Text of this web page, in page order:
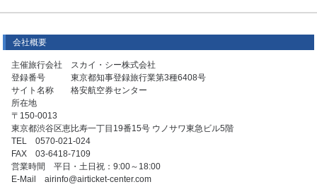
会社概要
主催旅行会社 スカイ・シー株式会社
登録番号 東京都知事登録旅行業第3種6408号
サイト名称 格安航空券センター
所在地
〒150-0013
東京都渋谷区恵比寿一丁目19番15号 ウノサワ東急ビル5階
TEL 0570-021-024
FAX 03-6418-7109
営業時間 平日・土日祝：9:00～18:00
E-Mail airinfo@airticket-center.com